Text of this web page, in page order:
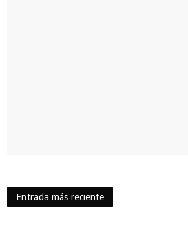
Entrada más reciente